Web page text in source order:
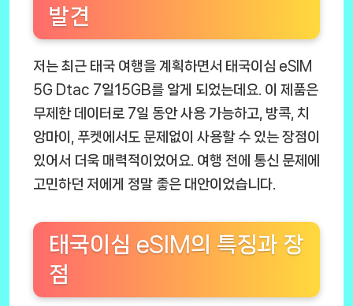
발견
저는 최근 태국 여행을 계획하면서 태국이심 eSIM
5G Dtac 7일15GB를 알게 되었는데요. 이 제품은
무제한 데이터로 7일 동안 사용 가능하고, 방콕, 치
앙마이, 푸켓에서도 문제없이 사용할 수 있는 장점이
있어서 더욱 매력적이었어요. 여행 전에 통신 문제에
고민하던 저에게 정말 좋은 대안이었습니다.
태국이심 eSIM의 특징과 장
점